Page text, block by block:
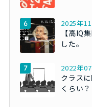
2025年
【高IQ
した。
2022年
クラス
くらい？